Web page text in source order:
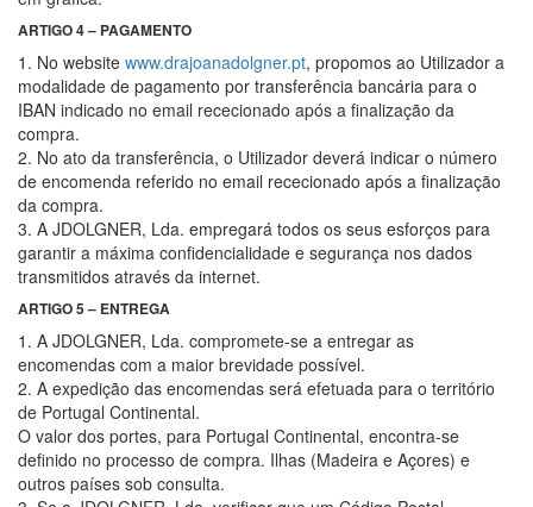
ARTIGO 4 – PAGAMENTO
1. No website www.drajoanadolgner.pt, propomos ao Utilizador a
modalidade de pagamento por transferência bancária para o
IBAN indicado no email rececionado após a finalização da
compra.
2. No ato da transferência, o Utilizador deverá indicar o número
de encomenda referido no email rececionado após a finalização
da compra.
3. A JDOLGNER, Lda. empregará todos os seus esforços para
garantir a máxima confidencialidade e segurança nos dados
transmitidos através da internet.
ARTIGO 5 – ENTREGA
1. A JDOLGNER, Lda. compromete-se a entregar as
encomendas com a maior brevidade possível.
2. A expedição das encomendas será efetuada para o território
de Portugal Continental.
O valor dos portes, para Portugal Continental, encontra-se
definido no processo de compra. Ilhas (Madeira e Açores) e
outros países sob consulta.